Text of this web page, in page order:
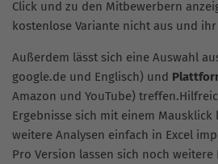
Click und zu den Mitbewerbern
kostenlose Variante nicht aus und
Außerdem lässt sich eine Auswahl
google.de und Englisch) und
Amazon und YouTube)
Ergebnisse sich mit einem
weitere Analysen einfach in Excel
Pro Version lassen sich noch